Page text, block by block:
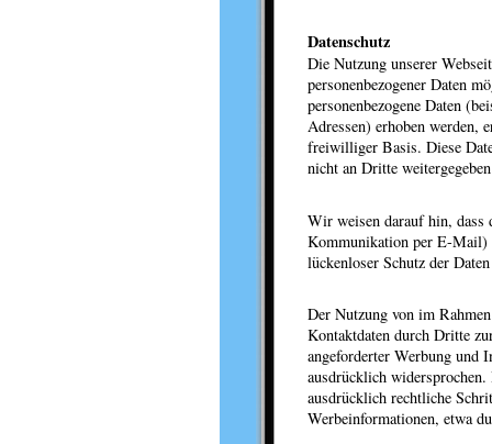
Datenschutz
Die Nutzung unserer
personenbezogener Daten
personenbezogene Daten
Adressen) erhoben werden,
freiwilliger Basis. Diese
nicht an Dritte
Wir weisen darauf hin, dass
Kommunikation per E-Mail)
lückenloser Schutz der
Der Nutzung von im
Kontaktdaten durch Dritte
angeforderter Werbung und
ausdrücklich
ausdrücklich rechtliche
Werbeinformationen, etwa